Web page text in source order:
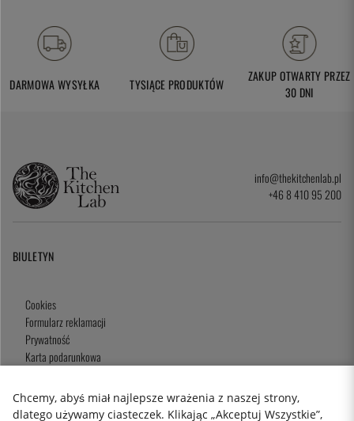
DARMOWA WYSYŁKA TYSIĄCE PRODUKTÓW
ZAKUP OTWARTY PRZEZ
30 DNI
info@thekitchenlab.pl
+46 8 410 95 200
BIULETYN
Cookies
Formularz reklamacji
Prywatność
Karta podarunkowa
Chcemy, abyś miał najlepsze wrażenia z naszej strony,
dlatego używamy ciasteczek. Klikając „Akceptuj Wszystkie”,